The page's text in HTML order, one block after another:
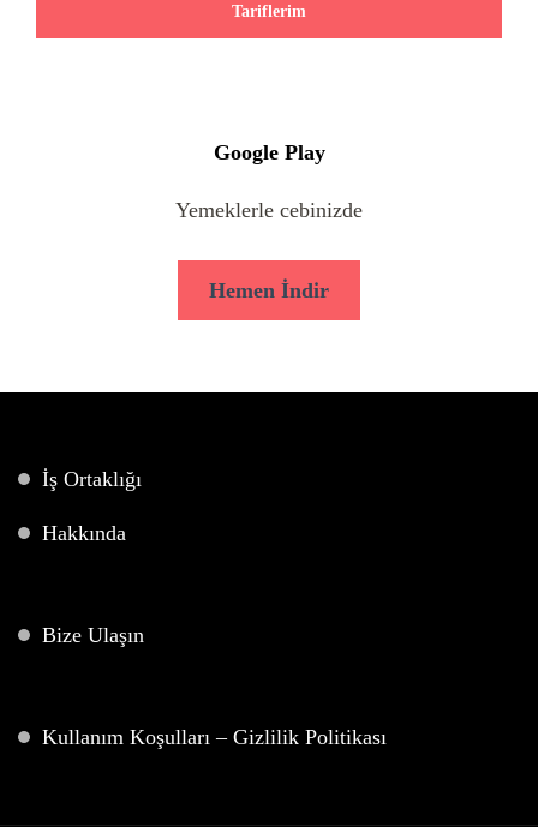
Tariflerim
Google Play
Yemeklerle cebinizde
Hemen İndir
İş Ortaklığı
Hakkında
Bize Ulaşın
Kullanım Koşulları – Gizlilik Politikası